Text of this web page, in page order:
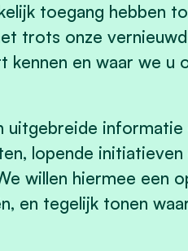
toegang hebben
trots onze
en waar we u
uitgebreide informatie
lopende
willen hiermee een
en tegelijk tonen